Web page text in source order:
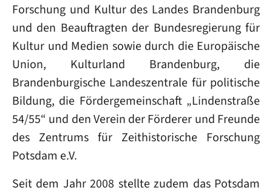
Forschung und Kultur des Landes Brandenburg
und den Beauftragten der Bundesregierung für
Kultur und Medien sowie durch die Europäische
Union, Kulturland Brandenburg, die
Brandenburgische Landeszentrale für politische
Bildung, die Fördergemeinschaft „Lindenstraße
54/55“ und den Verein der Förderer und Freunde
des Zentrums für Zeithistorische Forschung
Potsdam e.V.
Seit dem Jahr 2008 stellte zudem das Potsdam